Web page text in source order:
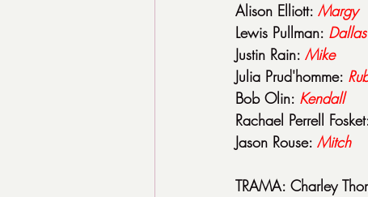
Alison Elliott: Margy
Lewis Pullman: Dallas
Justin Rain: Mike
Julia Prud'homme:
Bob Olin: Kendall
Rachael Perrell
Jason Rouse: Mitch
TRAMA: Charley